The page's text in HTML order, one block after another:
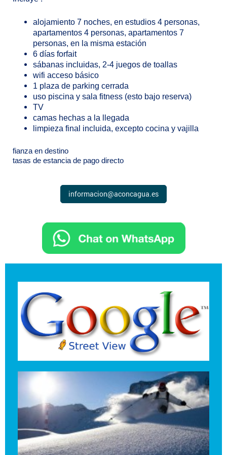
alojamiento 7 noches, en estudios 4 personas,
apartamentos 4 personas, apartamentos 7
personas, en la misma estación
6 días forfait
sábanas incluidas, 2-4 juegos de toallas
wifi acceso básico
1 plaza de parking cerrada
uso piscina y sala fitness (esto bajo reserva)
TV
camas hechas a la llegada
limpieza final incluida, excepto cocina y vajilla
fianza en destino
tasas de estancia de pago directo
informacion@aconcagua.es